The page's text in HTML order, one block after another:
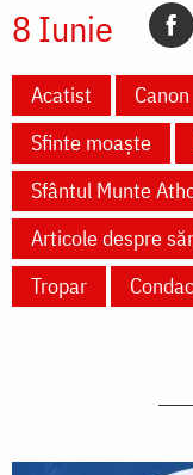
8 Iunie
Acatist Canon
Sfinte moaște
Sfântul Munte
Articole despre
Tropar
Condac